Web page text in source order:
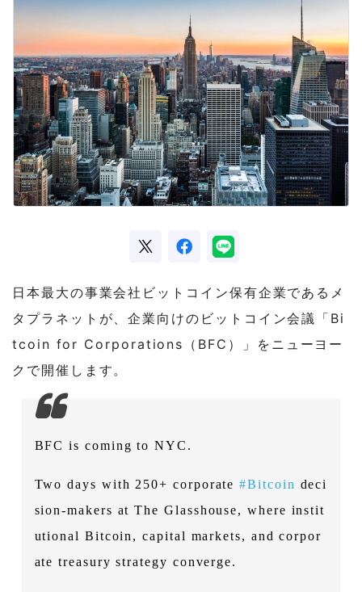
日本最大の事業会社ビットコイン保有企業であるメ
タプラネットが、企業向けのビットコイン会議「Bi
tcoin for Corporations（BFC）」をニューヨー
クで開催します。
BFC is coming to NYC.
Two days with 250+ corporate#Bitcoin deci
sion-makers at The Glasshouse, where instit
utional Bitcoin, capital markets, and corpor
ate treasury strategy converge.